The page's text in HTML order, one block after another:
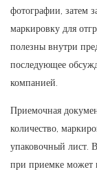
фотографии, затем
маркировку для
полезны внутри
последующее
компанией.
Приемочная
количество,
упаковочный лист.
при приемке может